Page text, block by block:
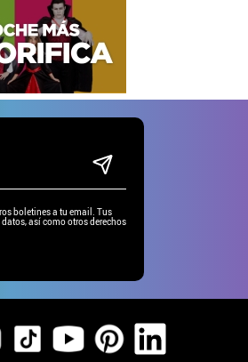
boletines a tu email. Tus
así como otros derechos